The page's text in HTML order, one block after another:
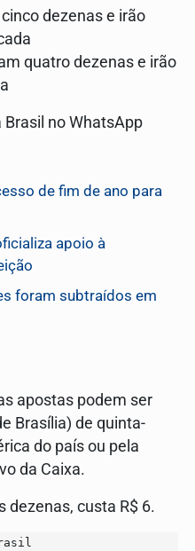
dezenas e irão
quatro dezenas e irão
Brasil no WhatsApp
de fim de ano para
apoio à
foram subtraídos em
apostas podem ser
Brasília) de quinta-
do país ou pela
da Caixa.
dezenas, custa R$ 6.